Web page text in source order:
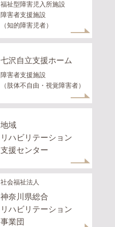
福祉型障害児入所施設
障害者支援施設
（知的障害児者）
七沢自立支援ホーム
障害者支援施設
（肢体不自由・視覚障害者）
地域
リハビリテーション
支援センター
社会福祉法人
神奈川県総合
リハビリテーション
事業団